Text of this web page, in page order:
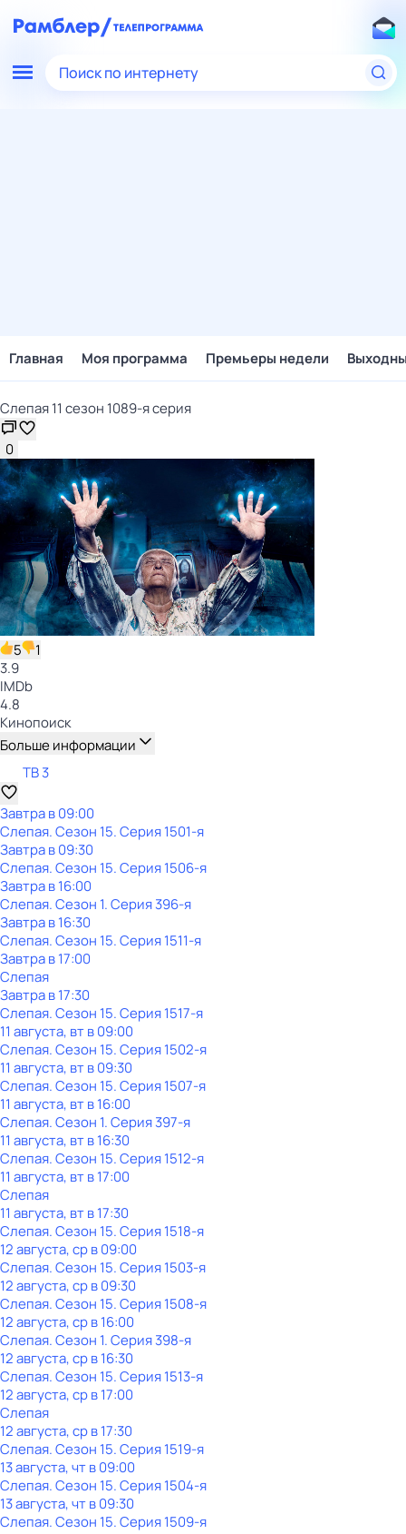
Поиск по интернету
Главная Моя программа Премьеры недели
Слепая 11 сезон 1089-я серия
0
5
1
3.9
IMDb
4.8
Кинопоиск
Больше информации
ТВ 3
Завтра в 09:00
Слепая. Сезон 15. Серия 1501-я
Завтра в 09:30
Слепая. Сезон 15. Серия 1506-я
Завтра в 16:00
Слепая. Сезон 1. Серия 396-я
Завтра в 16:30
Слепая. Сезон 15. Серия 1511-я
Завтра в 17:00
Слепая
Завтра в 17:30
Слепая. Сезон 15. Серия 1517-я
11 августа, вт в 09:00
Слепая. Сезон 15. Серия 1502-я
11 августа, вт в 09:30
Слепая. Сезон 15. Серия 1507-я
11 августа, вт в 16:00
Слепая. Сезон 1. Серия 397-я
11 августа, вт в 16:30
Слепая. Сезон 15. Серия 1512-я
11 августа, вт в 17:00
Слепая
11 августа, вт в 17:30
Слепая. Сезон 15. Серия 1518-я
12 августа, ср в 09:00
Слепая. Сезон 15. Серия 1503-я
12 августа, ср в 09:30
Слепая. Сезон 15. Серия 1508-я
12 августа, ср в 16:00
Слепая. Сезон 1. Серия 398-я
12 августа, ср в 16:30
Слепая. Сезон 15. Серия 1513-я
12 августа, ср в 17:00
Слепая
12 августа, ср в 17:30
Слепая. Сезон 15. Серия 1519-я
13 августа, чт в 09:00
Слепая. Сезон 15. Серия 1504-я
13 августа, чт в 09:30
Слепая. Сезон 15. Серия 1509-я